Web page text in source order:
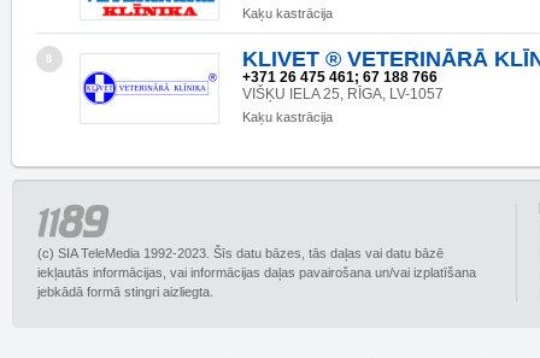
Kaķu kastrācija
8 KLIVET ® VETERINĀRĀ
+371 26 475 461; 67 188 766
VIŠĶU IELA 25, RĪGA, LV-1057
Kaķu kastrācija
(c) SIA TeleMedia 1992-2023. Šīs datu bāzes, tās daļas vai datu bāzē
iekļautās informācijas, vai informācijas daļas pavairošana un/vai izplatīšana
jebkādā formā stingri aizliegta.